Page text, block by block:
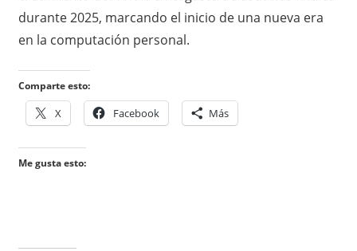
durante 2025, marcando el inicio de una nueva era
en la computación personal.
Comparte esto:
X Facebook Más
Me gusta esto: